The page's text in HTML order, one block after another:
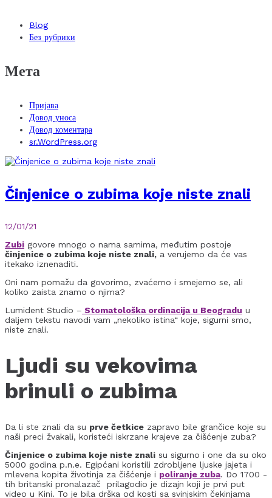
Blog
Без рубрики
Мета
Пријава
Довод уноса
Довод коментара
sr.WordPress.org
Činjenice o zubima koje niste znali
12/01/21
Zubi govore mnogo o nama samima, međutim postoje
činjenice o zubima koje niste znali, a verujemo da će vas
itekako iznenaditi.
Oni nam pomažu da govorimo, zvaćemo i smejemo se, ali
koliko zaista znamo o njima?
Lumident Studio – Stomatološka ordinacija u Beogradu u
daljem tekstu navodi vam „nekoliko istina“ koje, sigurni smo,
niste znali.
Ljudi su vekovima
brinuli o zubima
Da li ste znali da su prve četkice zapravo bile grančice koje su
naši preci žvakali, koristeći iskrzane krajeve za čišćenje zuba?
Činjenice o zubima koje niste znali su sigurno i one da su oko
5000 godina p.n.e. Egipćani koristili zdrobljene ljuske jajeta i
mlevena kopita životinja za čišćenje i poliranje zuba. Do 1700 -
tih britanski pronalazač prilagodio je dizajn koji je prvi put
video u Kini. To je bila drška od kosti sa svinjskim čekinjama